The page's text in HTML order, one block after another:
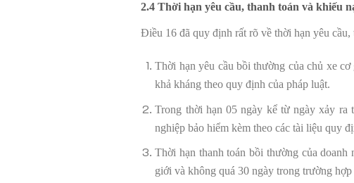
2.4 Thời hạn yêu cầu, thanh toán và khiếu
Điều 16 đã quy định rất rõ về thời hạn yêu
Thời hạn yêu cầu bồi thường của chủ xe
khả kháng theo quy định của pháp luật.
Trong thời hạn 05 ngày kể từ ngày xảy ra
nghiệp bảo hiểm kèm theo các tài liệu quy
Thời hạn thanh toán bồi thường của
giới và không quá 30 ngày trong trường